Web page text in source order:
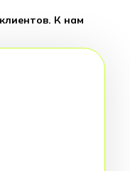
К нам